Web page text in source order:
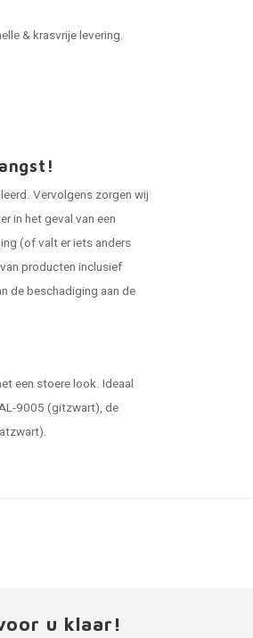
& krasvrije levering.
Vervolgens zorgen wij
in het geval van een
(of valt er iets anders
producten inclusief
de beschadiging aan de
een stoere look. Ideaal
9005 (gitzwart), de
u klaar!